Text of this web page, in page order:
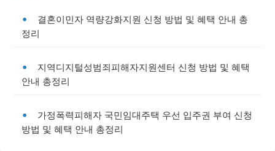
결혼이민자 역량강화지원 신청 방법 및 혜택 안내 총
정리
지역디지털성범죄피해자지원센터 신청 방법 및 혜택
안내 총정리
가정폭력피해자 국민임대주택 우선 입주권 부여 신청
방법 및 혜택 안내 총정리